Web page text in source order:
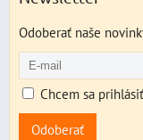
Odoberať naše
Chcem sa
Odoberať